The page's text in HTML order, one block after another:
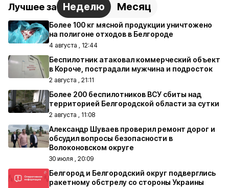
Лучшее за Неделю Месяц
Более 100 кг мясной продукции уничтожено
на полигоне отходов в Белгороде
4 августа , 12:44
Беспилотник атаковал коммерческий объект
в Короче, пострадали мужчина и подросток
2 августа , 21:11
Более 200 беспилотников ВСУ сбиты над
территорией Белгородской области за сутки
2 августа , 11:08
Александр Шуваев проверил ремонт дорог и
обсудил вопросы безопасности в
Волоконовском округе
30 июля , 20:09
Белгород и Белгородский округ подверглись
ракетному обстрелу со стороны Украины